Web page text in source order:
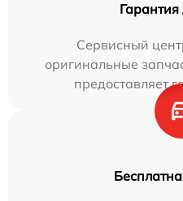
Гарантия
Сервисный
оригинальные
предоставляет